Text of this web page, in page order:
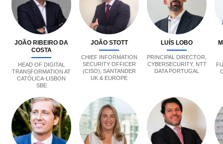
JOÃO RIBEIRO DA
COSTA
HEAD OF DIGITAL
TRANSFORMATION AT
CATÓLICA-LISBON
SBE
JOÃO STOTT
CHIEF INFORMATION
SECURITY OFFICER
(CISO), SANTANDER
UK & EUROPE
LUÍS LOBO
PRINCIPAL DIRECTOR,
CYBERSECURITY, NTT
DATA PORTUGAL